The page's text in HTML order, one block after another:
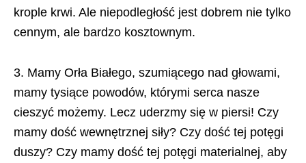
krople krwi. Ale niepodległość jest dobrem nie tylko
cennym, ale bardzo kosztownym.
3. Mamy Orła Białego, szumiącego nad głowami,
mamy tysiące powodów, którymi serca nasze
cieszyć możemy. Lecz uderzmy się w piersi! Czy
mamy dość wewnętrznej siły? Czy dość tej potęgi
duszy? Czy mamy dość tej potęgi materialnej, aby